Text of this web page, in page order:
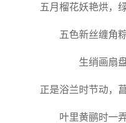
五月榴花妖艳烘，
五色新丝缠角
生绡画扇
正是浴兰时节动，
叶里黄鹂时一